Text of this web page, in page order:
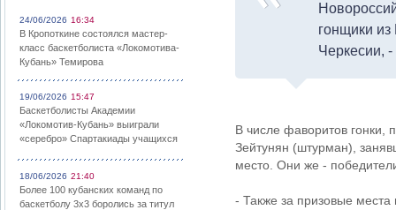
24/06/2026 16:34
В Кропоткине состоялся мастер-
класс баскетболиста «Локомотива-
Кубань» Темирова
19/06/2026 15:47
Баскетболисты Академии
«Локомотив-Кубань» выиграли
«серебро» Спартакиады учащихся
18/06/2026 21:40
Более 100 кубанских команд по
баскетболу 3х3 боролись за титул
гонщики
Черкесии, -
В числе фаворитов гонки,
Зейтунян (штурман),
место. Они же -
- Также за призовые места